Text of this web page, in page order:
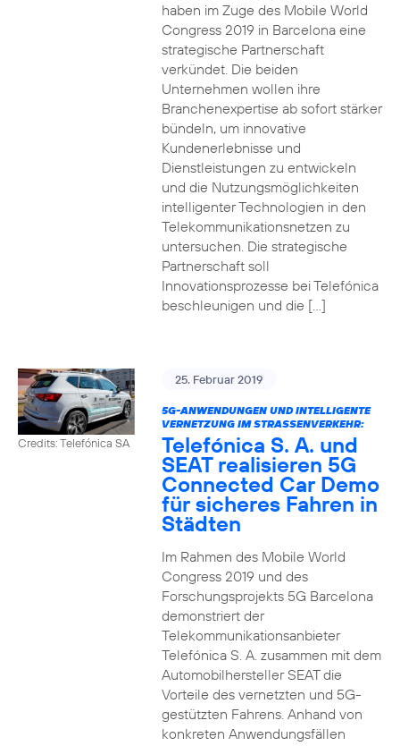
haben im Zuge des Mobile World
Congress 2019 in Barcelona eine
strategische Partnerschaft
verkündet. Die beiden
Unternehmen wollen ihre
Branchenexpertise ab sofort stärker
bündeln, um innovative
Kundenerlebnisse und
Dienstleistungen zu entwickeln
und die Nutzungsmöglichkeiten
intelligenter Technologien in den
Telekommunikationsnetzen zu
untersuchen. Die strategische
Partnerschaft soll
Innovationsprozesse bei Telefónica
beschleunigen und die […]
Credits: Telefónica SA
25. Februar 2019
5G-ANWENDUNGEN UND INTELLIGENTE
VERNETZUNG IM STRASSENVERKEHR:
Telefónica S. A. und
SEAT realisieren 5G
Connected Car Demo
für sicheres Fahren in
Städten
Im Rahmen des Mobile World
Congress 2019 und des
Forschungsprojekts 5G Barcelona
demonstriert der
Telekommunikationsanbieter
Telefónica S. A. zusammen mit dem
Automobilhersteller SEAT die
Vorteile des vernetzten und 5G-
gestützten Fahrens. Anhand von
konkreten Anwendungsfällen